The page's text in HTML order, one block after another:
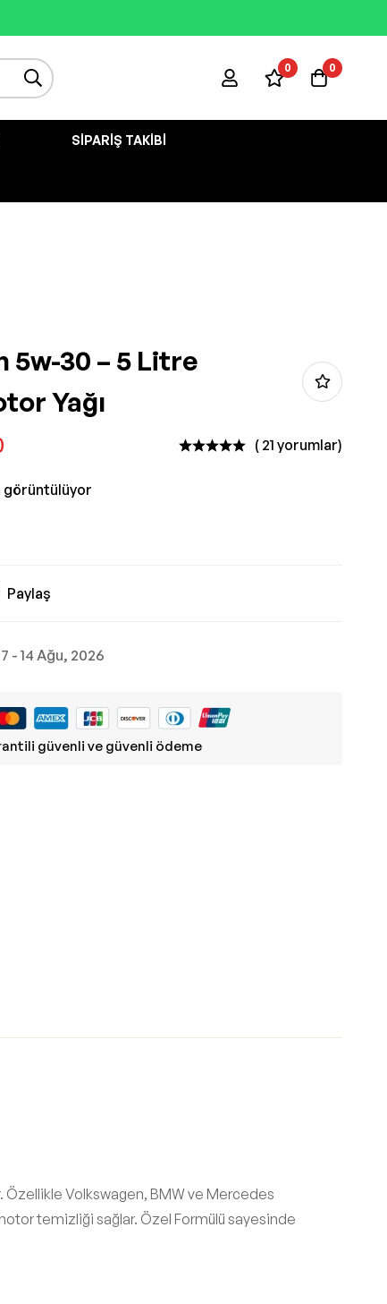
0 0
SIPARIŞ TAKIBI
5w-30 – 5 Litre
Yağı
( 21 yorumlar)
görüntülüyor
Paylaş
- 14 Ağu, 2026
güvenli ve güvenli ödeme
Özellikle Volkswagen, BMW ve Mercedes
temizliği sağlar. Özel Formülü sayesinde